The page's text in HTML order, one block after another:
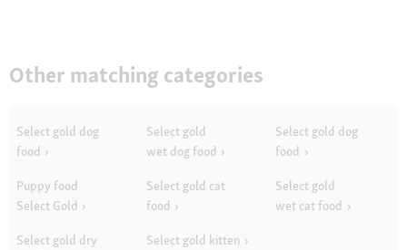
Other matching categories
Select gold dog
food
Select gold
wet dog food
Select gold dog
food
Puppy food
Select Gold
Select gold cat
food
Select gold
wet cat food
Select gold dry
Select gold kitten